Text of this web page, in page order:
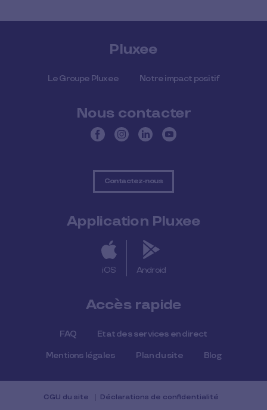
Pluxee
Le Groupe Pluxee Notre impact positif
Nous contacter
Contactez-nous
Application Pluxee
iOS Android
Accès rapide
FAQ Etat des services en direct
Mentions légales Plan du site Blog
CGU du site Déclarations de confidentialité